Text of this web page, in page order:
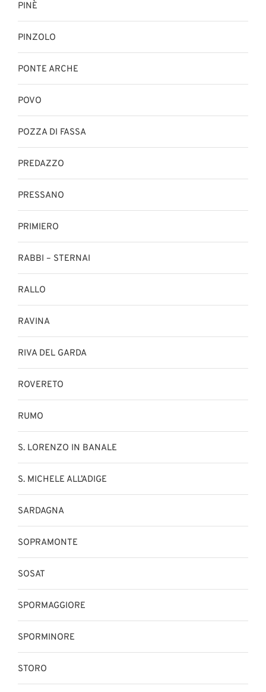
PINÈ
PINZOLO
PONTE ARCHE
POVO
POZZA DI FASSA
PREDAZZO
PRESSANO
PRIMIERO
RABBI – STERNAI
RALLO
RAVINA
RIVA DEL GARDA
ROVERETO
RUMO
S. LORENZO IN BANALE
S. MICHELE ALL’ADIGE
SARDAGNA
SOPRAMONTE
SOSAT
SPORMAGGIORE
SPORMINORE
STORO